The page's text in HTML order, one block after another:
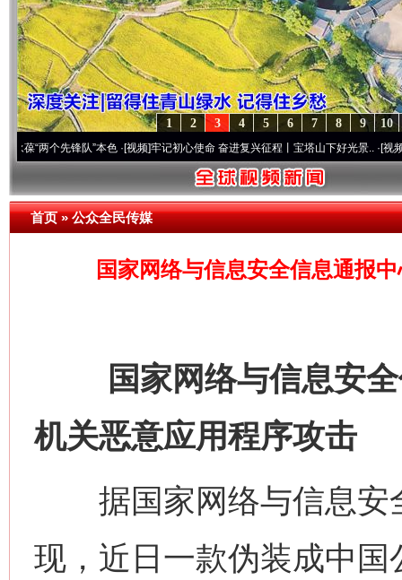
10
9
8
7
6
5
4
3
2
1
先锋队”本色·[视频]牢记初心使命 奋进复兴征程丨宝塔山下好光景..·[视频]因党而
首页»公众全民传媒
国家网络与信息安全信息通报
国家网络与信息安全
机关恶意应用程序攻击
据国家网络与信息安
现，近日一款伪装成中国